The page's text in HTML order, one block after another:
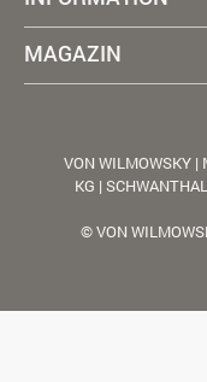
MAGAZIN
VON WILMOWSKY |
KG |
© VON